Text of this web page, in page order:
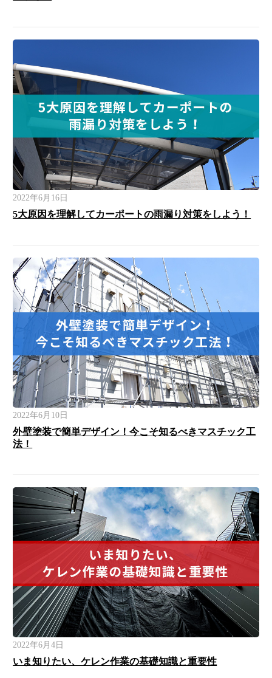
2022年6月16日
5大原因を理解してカーポートの雨漏り対策をしよう！
2022年6月10日
外壁塗装で簡単デザイン！今こそ知るべきマスチック工
法！
2022年6月4日
いま知りたい、ケレン作業の基礎知識と重要性